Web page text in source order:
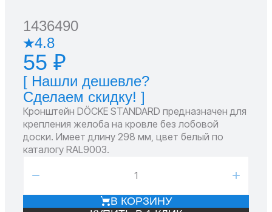
1436490
4.8
55 ₽
[ Нашли дешевле?
Сделаем скидку! ]
Кронштейн DÖCKE STANDARD предназначен для
крепления желоба на кровле без лобовой
доски. Имеет длину 298 мм, цвет белый по
каталогу RAL9003.
− +
В КОРЗИНУ